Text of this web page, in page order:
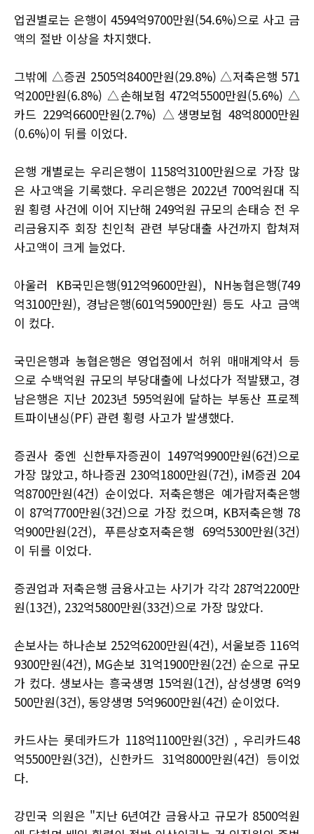
업권별로는 은행이 4594억9700만원(54.6%)으로 사고 금
액의 절반 이상을 차지했다.
그밖에 △증권 2505억8400만원(29.8%) △저축은행 571
억200만원(6.8%) △손해보험 472억5500만원(5.6%) △
카드 229억6600만원(2.7%) △생명보험 48억8000만원
(0.6%)이 뒤를 이었다.
은행 개별로는 우리은행이 1158억3100만원으로 가장 많
은 사고액을 기록했다. 우리은행은 2022년 700억원대 직
원 횡령 사건에 이어 지난해 249억원 규모의 손태승 전 우
리금융지주 회장 친인척 관련 부당대출 사건까지 합쳐져
사고액이 크게 늘었다.
아울러 KB국민은행(912억9600만원), NH농협은행(749
억3100만원), 경남은행(601억5900만원) 등도 사고 금액
이 컸다.
국민은행과 농협은행은 영업점에서 허위 매매계약서 등
으로 수백억원 규모의 부당대출에 나섰다가 적발됐고, 경
남은행은 지난 2023년 595억원에 달하는 부동산 프로젝
트파이낸싱(PF) 관련 횡령 사고가 발생했다.
증권사 중엔 신한투자증권이 1497억9900만원(6건)으로
가장 많았고, 하나증권 230억1800만원(7건), iM증권 204
억8700만원(4건) 순이었다. 저축은행은 예가람저축은행
이 87억7700만원(3건)으로 가장 컸으며, KB저축은행 78
억900만원(2건), 푸른상호저축은행 69억5300만원(3건)
이 뒤를 이었다.
증권업과 저축은행 금융사고는 사기가 각각 287억2200만
원(13건), 232억5800만원(33건)으로 가장 많았다.
손보사는 하나손보 252억6200만원(4건), 서울보증 116억
9300만원(4건), MG손보 31억1900만원(2건) 순으로 규모
가 컸다. 생보사는 흥국생명 15억원(1건), 삼성생명 6억9
500만원(3건), 동양생명 5억9600만원(4건) 순이었다.
카드사는 롯데카드가 118억1100만원(3건) , 우리카드48
억5500만원(3건), 신한카드 31억8000만원(4건) 등이었
다.
강민국 의원은 "지난 6년여간 금융사고 규모가 8500억원